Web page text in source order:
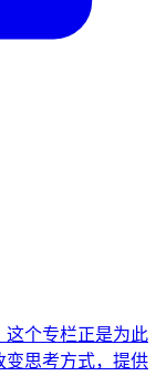
这个专栏正是为此
变思考方式，提供